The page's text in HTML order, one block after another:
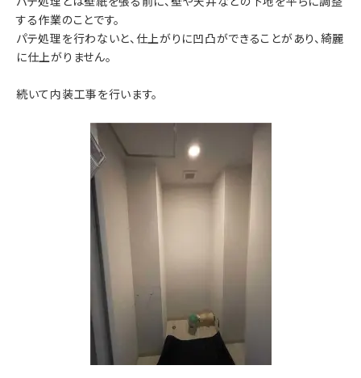
する作業のことです。
パテ処理を行わないと、仕上がりに凹凸ができることがあり、綺麗
に仕上がりません。
続いて内装工事を行います。